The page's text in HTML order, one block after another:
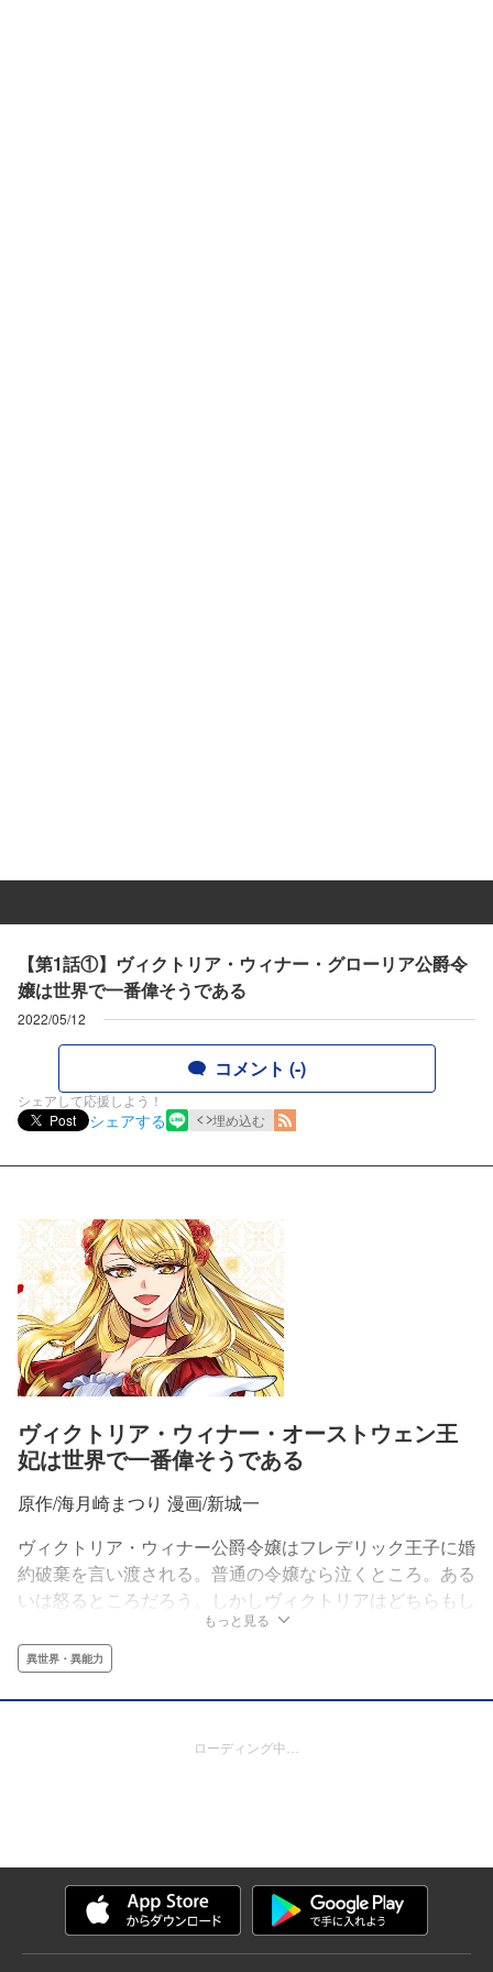
【第1話①】ヴィクトリア・ウィナー・グローリア公爵令
嬢は世界で一番偉そうである
2022/05/12
コメント (-)
シェアして応援しよう！
Post
シェアする 埋め込む
ヴィクトリア・ウィナー・オーストウェン王
妃は世界で一番偉そうである
原作/海月崎まつり 漫画/新城一
ヴィクトリア・ウィナー公爵令嬢はフレデリック王子に婚
約破棄を言い渡される。普通の令嬢なら泣くところ。ある
いは怒るところだろう。しかしヴィクトリアはどちらもし
なかった。『我は婚約破棄を許可しない。』そう言い放つ
ヴィクトリア。婚約破棄。暗殺者。王宮内の陰湿なイジ
メ。その全てにヴィクトリアがめちゃくちゃ偉そうに立ち
向かう、悪役令嬢を超える『凶悪令嬢』ラブコメディー♡
もっと見る
異世界・異能力
ローディング中…